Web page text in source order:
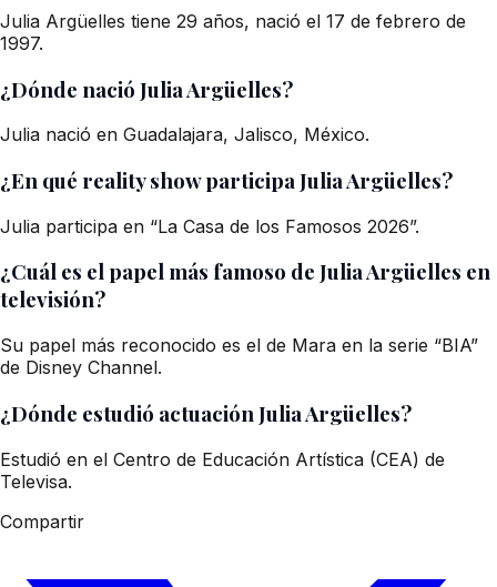
Julia Argüelles tiene 29 años, nació el 17 de febrero de
1997.
¿Dónde nació Julia Argüelles?
Julia nació en Guadalajara, Jalisco, México.
¿En qué reality show participa Julia Argüelles?
Julia participa en “La Casa de los Famosos 2026”.
¿Cuál es el papel más famoso de Julia Argüelles en
televisión?
Su papel más reconocido es el de Mara en la serie “BIA”
de Disney Channel.
¿Dónde estudió actuación Julia Argüelles?
Estudió en el Centro de Educación Artística (CEA) de
Televisa.
Compartir